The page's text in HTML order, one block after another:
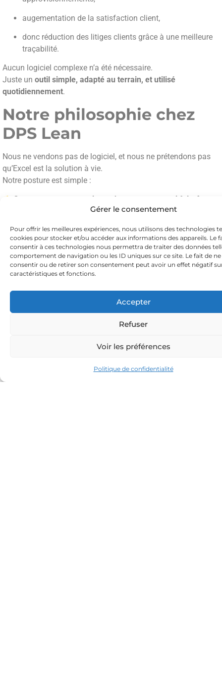
Gérer le consentement
Pour offrir les meilleures expériences, nous utilisons des technologies
cookies pour stocker et/ou accéder aux informations des appareils. Le
consentir à ces technologies nous permettra de traiter des données
comportement de navigation ou les ID uniques sur ce site. Le fait de ne
consentir ou de retirer son consentement peut avoir un effet négatif
caractéristiques et fonctions.
Accepter
Refuser
Voir les préférences
Politique de confidentialité
augementation de la satisfaction client,
donc réduction des litiges clients grâce à une meilleure
traçabilité.
Aucun logiciel complexe n’a été nécessaire.
Juste un outil simple, adapté au terrain, et utilisé
quotidiennement.
Notre philosophie chez
DPS Lean
Nous ne vendons pas de logiciel, et nous ne prétendons pas
qu’Excel est la solution à vie.
Notre posture est simple :
Commencer par ce qui marche, pas par ce qui fait rêver.
Mesurer avant d’automatiser.
Avec Excel, les données circulent, les équipes s’impliquent, et le
pilotage se structure.
Quand la maturité augmente, alors oui : on peut envisager un
outil plus avancé.
Mais cela doit être une conséquence, pas un point de départ.
Conclusion
Excel n’est pas un outil du passé.
besoins réels des PME industrielles.